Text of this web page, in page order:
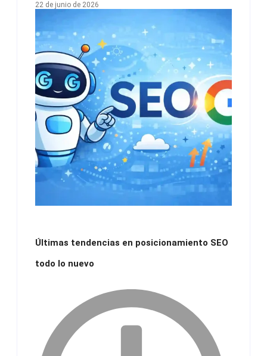
22 de junio de 2026
Últimas tendencias en posicionamiento SEO
todo lo nuevo